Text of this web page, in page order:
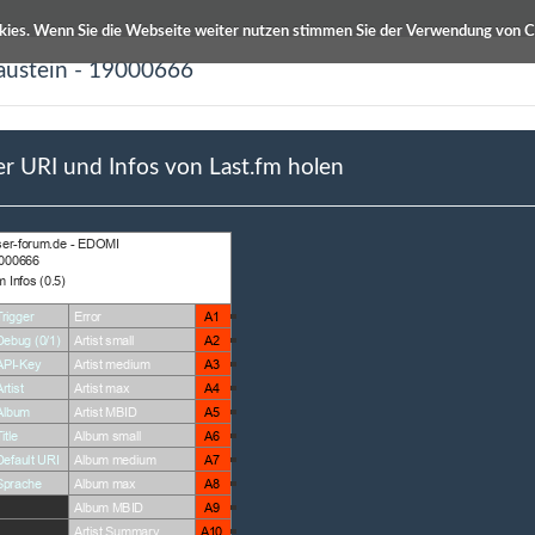
Wenn Sie die Webseite weiter nutzen stimmen Sie der Verwendung von
von Last.fm holen
- 19000666
URI und Infos von Last.fm holen